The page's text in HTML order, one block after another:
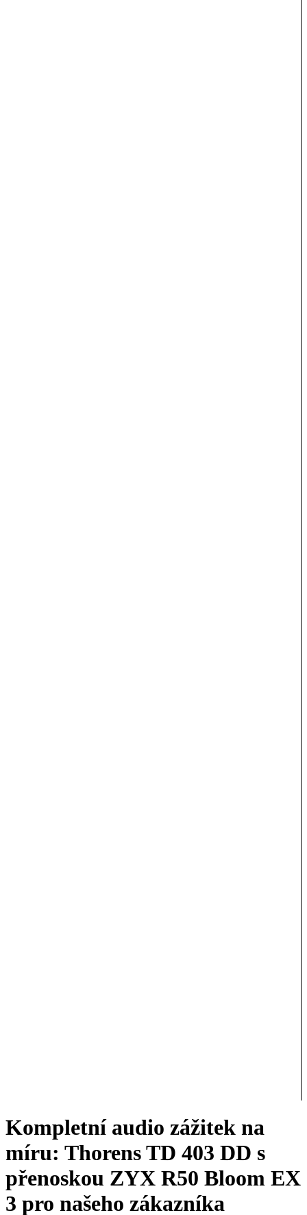
Kompletní audio zážitek na
míru: Thorens TD 403 DD s
přenoskou ZYX R50 Bloom EX
3 pro našeho zákazníka